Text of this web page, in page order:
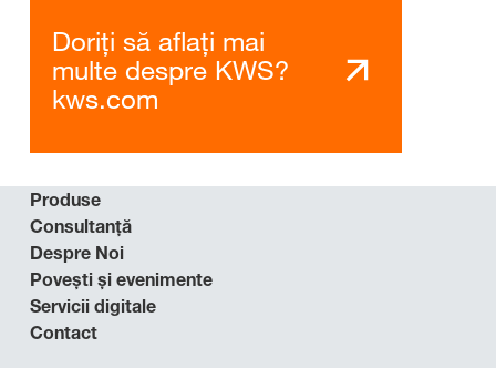
Doriți să aflați mai
multe despre KWS?
kws.com
Produse
Consultanță
Despre Noi
Povești și evenimente
Servicii digitale
Contact